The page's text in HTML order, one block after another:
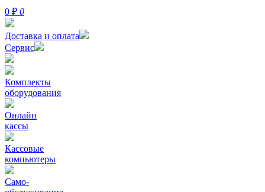
0 ₽ 0
Доставка и оплата
Сервис
Комплекты
оборудования
Онлайн
кассы
Кассовые
компьютеры
Само-